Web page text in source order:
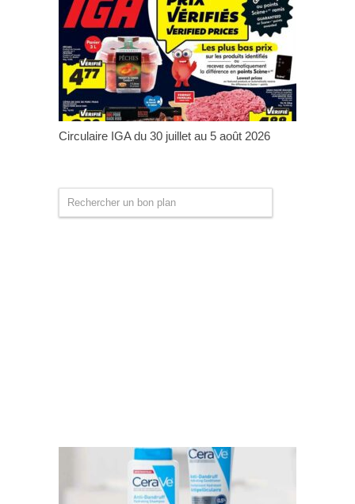
Circulaire IGA du 30 juillet au 5 août 2026